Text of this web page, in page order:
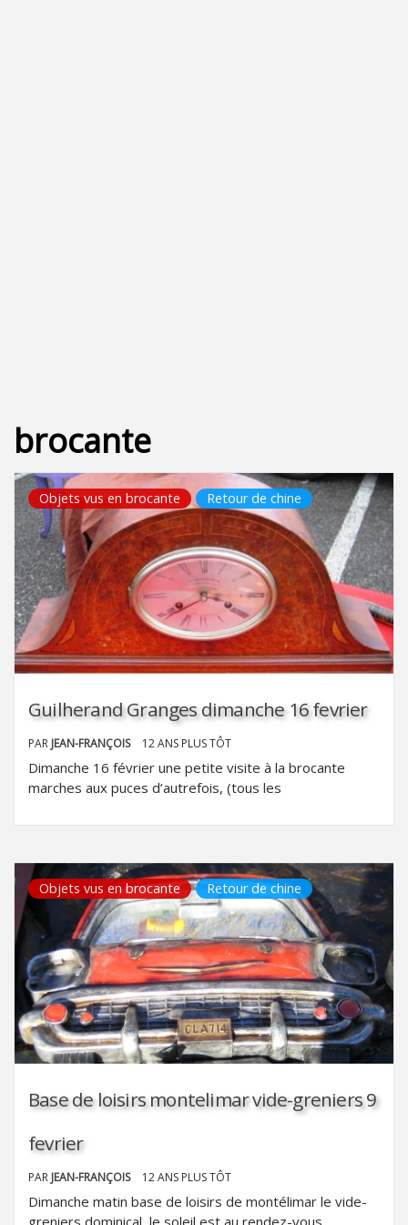
brocante
Objets vus en brocante Retour de chine
Guilherand Granges dimanche 16 fevrier
PAR JEAN-FRANÇOIS 12 ANS PLUS TÔT
Dimanche 16 février une petite visite à la brocante
marches aux puces d’autrefois, (tous les
Objets vus en brocante Retour de chine
Base de loisirs montelimar vide-greniers 9
fevrier
PAR JEAN-FRANÇOIS 12 ANS PLUS TÔT
Dimanche matin base de loisirs de montélimar le vide-
greniers dominical, le soleil est au rendez-vous